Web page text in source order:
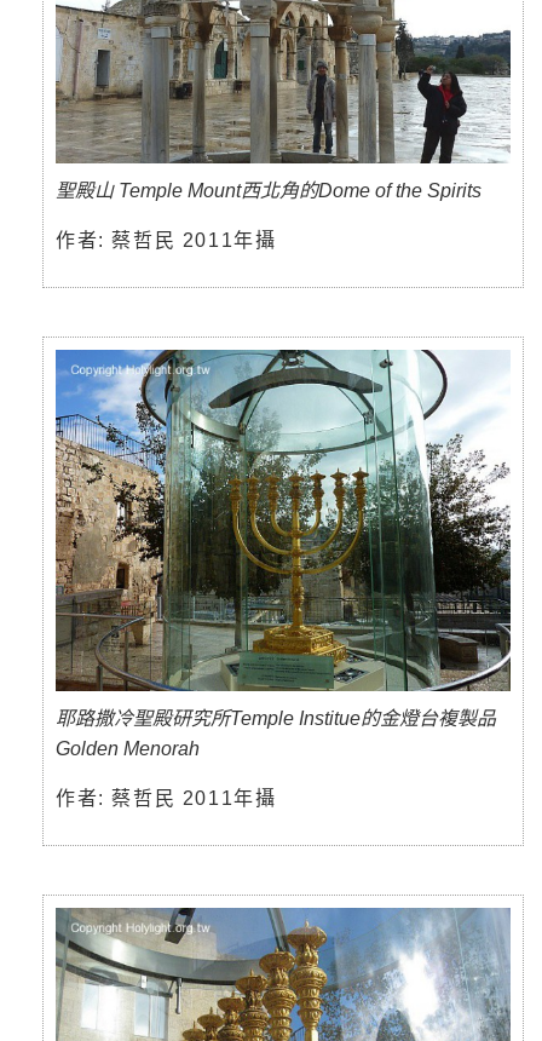
聖殿山 Temple Mount西北角的Dome of the Spirits
作者: 蔡哲民 2011年攝
耶路撒冷聖殿研究所Temple Institue的金燈台複製品
Golden Menorah
作者: 蔡哲民 2011年攝